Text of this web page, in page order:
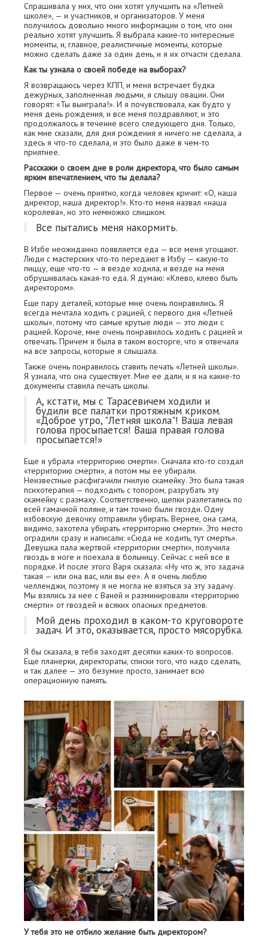
Спрашивала у них, что они хотят улучшить на «Летней
школе», — и участников, и организаторов. У меня
получилось довольно много информации о том, что они
реально хотят улучшить. Я выбрала какие-то интересные
моменты, и, главное, реалистичные моменты, которые
можно сделать даже за один день, и я их отчасти сделала.
Как ты узнала о своей победе на выборах?
Я возвращаюсь через КПП, и меня встречает будка
дежурных, заполненная людьми, я слышу овации. Они
говорят: «Ты выиграла!». И я почувствовала, как будто у
меня день рождения, и все меня поздравляют, и это
продолжалось в течение всего следующего дня. Только,
как мне сказали, для дня рождения я ничего не сделала, а
здесь я что-то сделала, и это было даже в чем-то
приятнее.
Расскажи о своем дне в роли директора, что было самым
ярким впечатлением, что ты делала?
Первое — очень приятно, когда человек кричит: «О, наша
директор, наша директор!». Кто-то меня назвал «наша
королева», но это немножко слишком.
Все пытались меня накормить.
В Избе неожиданно появляется еда — все меня угощают.
Люди с мастерских что-то передают в Избу — какую-то
пиццу, еще что-то — я везде ходила, и везде на меня
обрушивалась какая-то еда. Я думаю: «Клево, клево быть
директором».
Еще пару деталей, которые мне очень понравились. Я
всегда мечтала ходить с рацией, с первого дня «Летней
школы», потому что самые крутые люди — это люди с
рацией. Короче, мне очень понравилось ходить с рацией и
отвечать. Причем я была в таком восторге, что я отвечала
на все запросы, которые я слышала.
Также очень понравилось ставить печать «Летней школы».
Я узнала, что она существует. Мне ее дали, и я на какие-то
документы ставила печать школы.
А, кстати, мы с Тарасевичем ходили и
будили все палатки протяжным криком.
«Доброе утро, "Летняя школа"! Ваша левая
голова просыпается! Ваша правая голова
просыпается!»
Еще я убрала «территорию смерти». Сначала кто-то создал
«территорию смерти», а потом мы ее убирали.
Неизвестные расфигачили гнилую скамейку. Это была такая
психотерапия — подходить с топором, разрубать эту
скамейку с размаху. Соответственно, щепки разлетались по
всей гамачной поляне, и там точно были гвозди. Одну
избовскую девочку отправили убирать. Вернее, она сама,
видимо, захотела убирать «территорию смерти». Это место
оградили сразу и написали: «Сюда не ходить, тут смерть».
Девушка пала жертвой «территории смерти», получила
гвоздь в ноге и поехала в больницу. Сейчас с ней все в
порядке. И после этого Варя сказала: «Ну что ж, это задача
такая — или она вас, или вы ее». А я очень люблю
челленджи, поэтому я не могла не взяться за эту задачу.
Мы взялись за нее с Ваней и разминировали «территорию
смерти» от гвоздей и всяких опасных предметов.
Мой день проходил в каком-то круговороте
задач. И это, оказывается, просто мясорубка.
Я бы сказала, в тебя заходят десятки каких-то вопросов.
Еще планерки, директораты, списки того, что надо сделать,
и так далее — это безумие просто, занимает всю
операционную память.
У тебя это не отбило желание быть директором?